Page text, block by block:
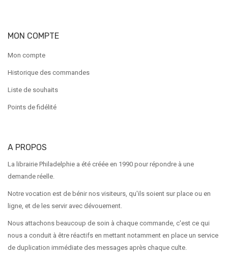
MON COMPTE
Mon compte
Historique des commandes
Liste de souhaits
Points de fidélité
A PROPOS
La librairie Philadelphie a été créée en 1990 pour répondre à une
demande réelle.
Notre vocation est de bénir nos visiteurs, qu'ils soient sur place ou en
ligne, et de les servir avec dévouement.
Nous attachons beaucoup de soin à chaque commande, c'est ce qui
nous a conduit à être réactifs en mettant notamment en place un service
de duplication immédiate des messages après chaque culte.